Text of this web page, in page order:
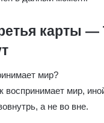
карты —
мир?
воспринимает мир,
а не во вне.